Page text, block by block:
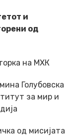
и
од
на МХК
Голубовска
за мир и
од мисијата